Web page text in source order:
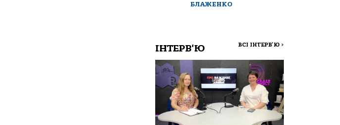
БЛАЖЕНКО
ІНТЕРВ'Ю ВСІ ІНТЕРВ'Ю >